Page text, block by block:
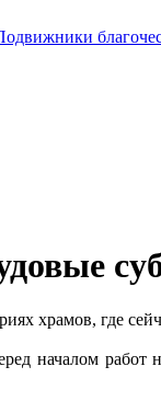
храмов, где
началом работ